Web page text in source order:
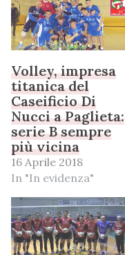
Volley, impresa
titanica del
Caseificio Di
Nucci a Paglieta:
serie B sempre
più vicina
16 Aprile 2018
In "In evidenza"